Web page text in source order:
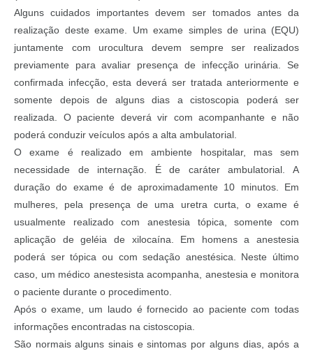
Alguns cuidados importantes devem ser tomados antes da
realização deste exame. Um exame simples de urina (EQU)
juntamente com urocultura devem sempre ser realizados
previamente para avaliar presença de infecção urinária. Se
confirmada infecção, esta deverá ser tratada anteriormente e
somente depois de alguns dias a cistoscopia poderá ser
realizada. O paciente deverá vir com acompanhante e não
poderá conduzir veículos após a alta ambulatorial.
O exame é realizado em ambiente hospitalar, mas sem
necessidade de internação. É de caráter ambulatorial. A
duração do exame é de aproximadamente 10 minutos. Em
mulheres, pela presença de uma uretra curta, o exame é
usualmente realizado com anestesia tópica, somente com
aplicação de geléia de xilocaína. Em homens a anestesia
poderá ser tópica ou com sedação anestésica. Neste último
caso, um médico anestesista acompanha, anestesia e monitora
o paciente durante o procedimento.
Após o exame, um laudo é fornecido ao paciente com todas
informações encontradas na cistoscopia.
São normais alguns sinais e sintomas por alguns dias, após a